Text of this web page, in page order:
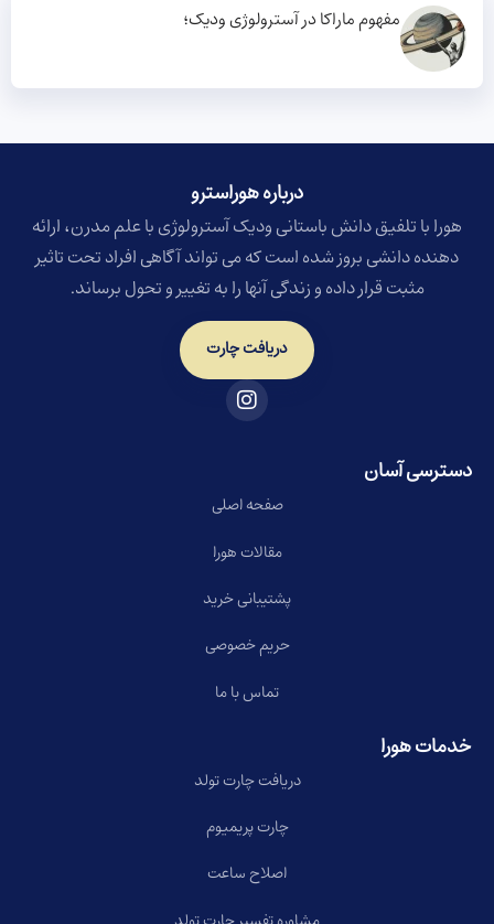
مفهوم ماراکا در آسترولوژی ودیک؛
درباره هوراسترو​
هورا با تلفیق دانش باستانی ودیک آسترولوژی با علم مدرن، ارائه
دهنده دانشی بروز شده است که می تواند آگاهی افراد تحت تاثیر
مثبت قرار داده و زندگی آنها را به تغییر و تحول برساند.
دریافت چارت
دسترسی آسان
صفحه اصلی
مقالات هورا
پشتیبانی خرید
حریم خصوصی
تماس با ما
خدمات هورا
دریافت چارت تولد
چارت پریمیوم
اصلاح ساعت